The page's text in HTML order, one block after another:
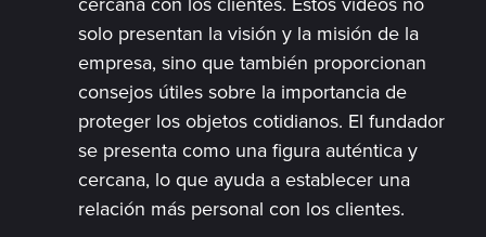
solo presentan la visión y la misión de la
empresa, sino que también proporcionan
consejos útiles sobre la importancia de
proteger los objetos cotidianos. El fundador
se presenta como una figura auténtica y
cercana, lo que ayuda a establecer una
relación más personal con los clientes.